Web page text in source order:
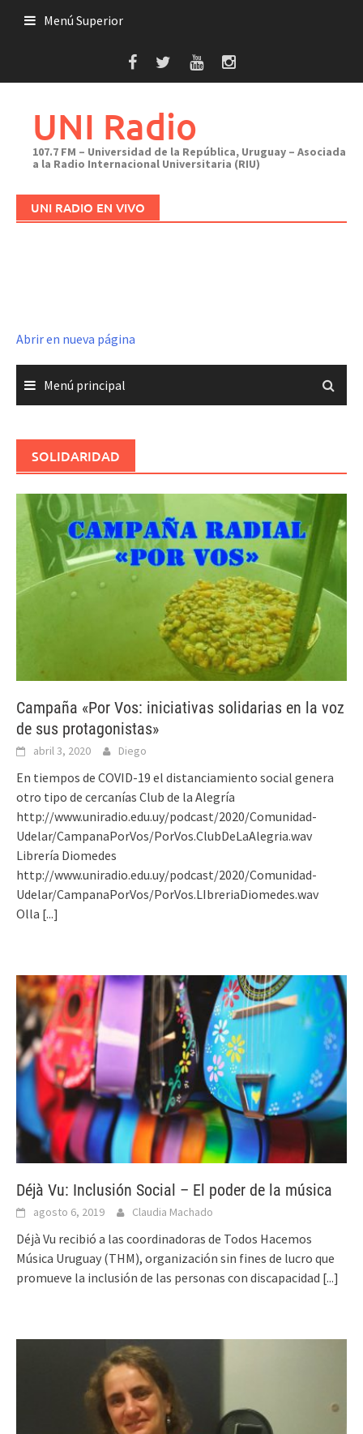
Menú Superior
UNI Radio
107.7 FM – Universidad de la República, Uruguay – Asociada
a la Radio Internacional Universitaria (RIU)
UNI RADIO EN VIVO
Abrir en nueva página
Menú principal
SOLIDARIDAD
Campaña «Por Vos: iniciativas solidarias en la voz
de sus protagonistas»
abril 3, 2020 Diego
En tiempos de COVID-19 el distanciamiento social genera
otro tipo de cercanías Club de la Alegría
http://www.uniradio.edu.uy/podcast/2020/Comunidad-
Udelar/CampanaPorVos/PorVos.ClubDeLaAlegria.wav
Librería Diomedes
http://www.uniradio.edu.uy/podcast/2020/Comunidad-
Udelar/CampanaPorVos/PorVos.LIbreriaDiomedes.wav
Olla [...]
Déjà Vu: Inclusión Social – El poder de la música
agosto 6, 2019 Claudia Machado
Déjà Vu recibió a las coordinadoras de Todos Hacemos
Música Uruguay (THM), organización sin fines de lucro que
promueve la inclusión de las personas con discapacidad [...]